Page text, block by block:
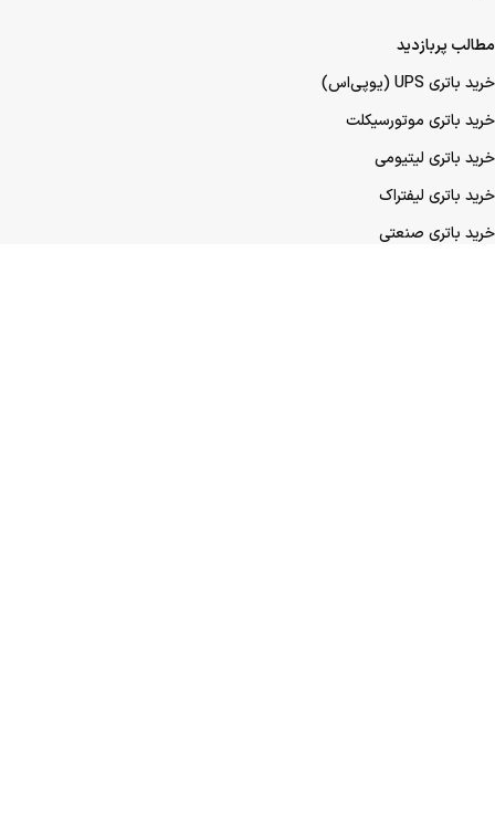
مطالب پربازدید
خرید باتری UPS (یو‌پی‌اس)
خرید باتری موتورسیکلت
خرید باتری لیتیومی
خرید باتری لیفتراک
خرید باتری صنعتی